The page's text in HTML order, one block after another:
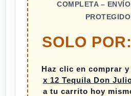
COMPLETA –
SOLO
Haz clic en comprar y
x 12 Tequila Don
a tu carrito hoy